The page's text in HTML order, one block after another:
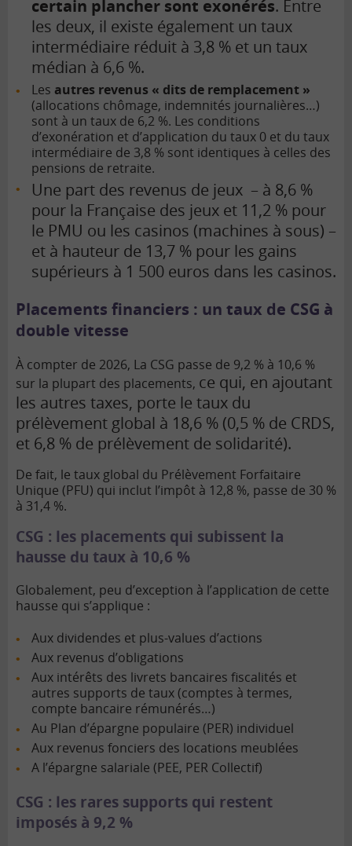
certain plancher sont exonérés. Entre
les deux, il existe également un taux
intermédiaire réduit à 3,8 % et un taux
médian à 6,6 %.
Les autres revenus « dits de remplacement »
(allocations chômage, indemnités journalières…)
sont à un taux de 6,2 %. Les conditions
d’exonération et d’application du taux 0 et du taux
intermédiaire de 3,8 % sont identiques à celles des
pensions de retraite.
Une part des revenus de jeux – à 8,6 %
pour la Française des jeux et 11,2 % pour
le PMU ou les casinos (machines à sous) –
et à hauteur de 13,7 % pour les gains
supérieurs à 1 500 euros dans les casinos.
Placements financiers : un taux de CSG à
double vitesse
À compter de 2026, La CSG passe de 9,2 % à 10,6 %
sur la plupart des placements, ce qui, en ajoutant
les autres taxes, porte le taux du
prélèvement global à 18,6 % (0,5 % de CRDS,
et 6,8 % de prélèvement de solidarité).
De fait, le taux global du Prélèvement Forfaitaire
Unique (PFU) qui inclut l’impôt à 12,8 %, passe de 30 %
à 31,4 %.
CSG : les placements qui subissent la
hausse du taux à 10,6 %
Globalement, peu d’exception à l’application de cette
hausse qui s’applique :
Aux dividendes et plus-values d’actions
Aux revenus d’obligations
Aux intérêts des livrets bancaires fiscalités et
autres supports de taux (comptes à termes,
compte bancaire rémunérés…)
Au Plan d’épargne populaire (PER) individuel
Aux revenus fonciers des locations meublées
A l’épargne salariale (PEE, PER Collectif)
CSG : les rares supports qui restent
imposés à 9,2 %